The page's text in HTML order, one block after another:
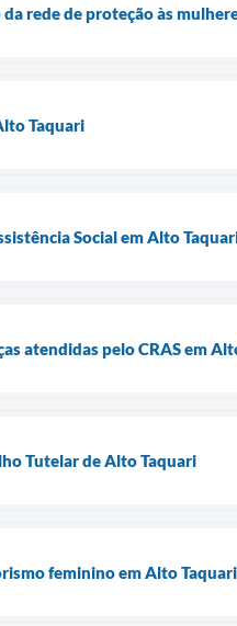
rede de proteção às
Taquari
Social em Alto
atendidas pelo CRAS em
Tutelar de Alto Taquari
feminino em Alto Taquari